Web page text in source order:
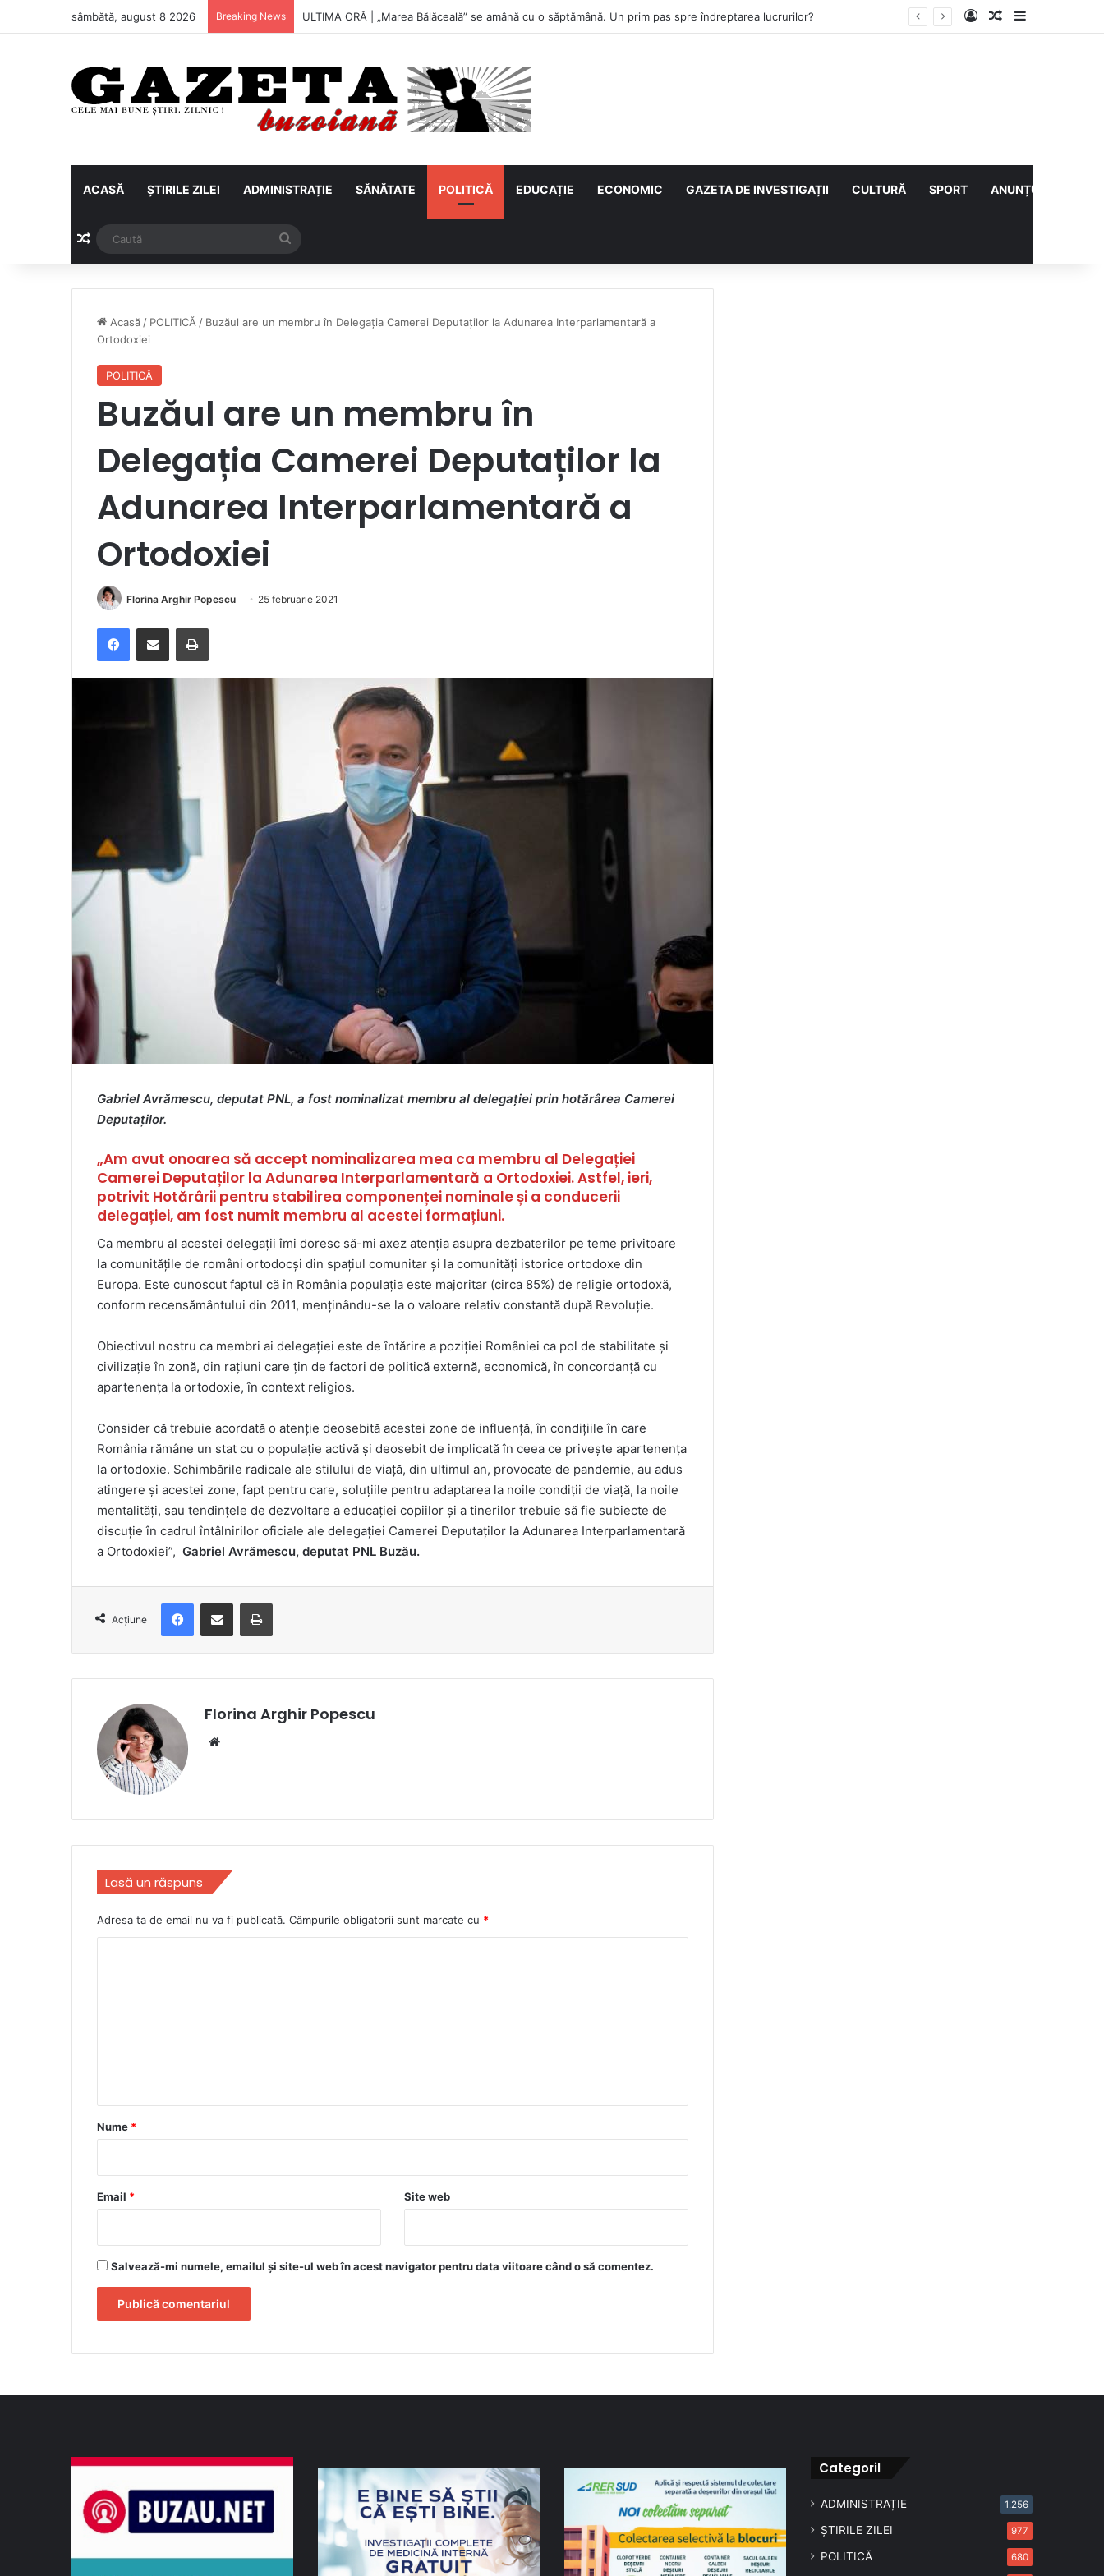
sâmbătă, august 8 2026 Breaking News Metalul Buzău, primul meci acasă în noul sezon de Liga 2. Obiectiv clar înaintea duelului cu CS Afumați Log InArticol aleatoriu
Sidebar
ACASĂ ȘTIRILE ZILEI ADMINISTRAȚIE SĂNĂTATE POLITICĂ EDUCAȚIE ECONOMIC GAZETA DE INVESTIGAȚII CULTURĂ SPORT ANUNȚURI
Articol aleatoriu
Acasă / POLITICĂ / Buzăul are un membru în Delegația Camerei Deputaților la Adunarea Interparlamentară a
Ortodoxiei
POLITICĂ
Buzăul are un membru în
Delegația Camerei Deputaților la
Adunarea Interparlamentară a
Ortodoxiei
Florina Arghir Popescu 25 februarie 2021
FacebookDistribuie prin e-mail Imprimare
Gabriel Avrămescu, deputat PNL, a fost nominalizat membru al delegației prin hotărârea Camerei
Deputaților.
„Am avut onoarea să accept nominalizarea mea ca membru al Delegației
Camerei Deputaților la Adunarea Interparlamentară a Ortodoxiei. Astfel, ieri,
potrivit Hotărârii pentru stabilirea componenței nominale și a conducerii
delegației, am fost numit membru al acestei formațiuni.
Ca membru al acestei delegații îmi doresc să-mi axez atenția asupra dezbaterilor pe teme privitoare
la comunitățile de români ortodocşi din spațiul comunitar și la comunități istorice ortodoxe din
Europa. Este cunoscut faptul că în România populaţia este majoritar (circa 85%) de religie ortodoxă,
conform recensământului din 2011, menţinându-se la o valoare relativ constantă după Revoluţie.
Obiectivul nostru ca membri ai delegației este de întărire a poziției României ca pol de stabilitate şi
civilizaţie în zonă, din raţiuni care ţin de factori de politică externă, economică, în concordanță cu
apartenența la ortodoxie, în context religios.
Consider că trebuie acordată o atenție deosebită acestei zone de influență, în condițiile în care
România rămâne un stat cu o populație activă și deosebit de implicată în ceea ce privește apartenența
la ortodoxie. Schimbările radicale ale stilului de viață, din ultimul an, provocate de pandemie, au adus
atingere și acestei zone, fapt pentru care, soluțiile pentru adaptarea la noile condiții de viață, la noile
mentalități, sau tendințele de dezvoltare a educației copiilor și a tinerilor trebuie să fie subiecte de
discuție în cadrul întâlnirilor oficiale ale delegației Camerei Deputaților la Adunarea Interparlamentară
a Ortodoxiei”, Gabriel Avrămescu, deputat PNL Buzău.
Acțiune
FacebookDistribuie prin e-mail Imprimare
Florina Arghir Popescu
Lasă un răspuns
Adresa ta de email nu va fi publicată. Câmpurile obligatorii sunt marcate cu *
r
*
Nume *
Email * Site web
Salvează-mi numele, emailul și site-ul web în acest navigator pentru data viitoare când o să comentez.
CategoriI
ADMINISTRAȚIE 1.256
ȘTIRILE ZILEI 977
POLITICĂ 680